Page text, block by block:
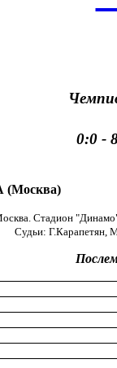
0:0 -
Стадион
Судьи: Г.Карапетян,